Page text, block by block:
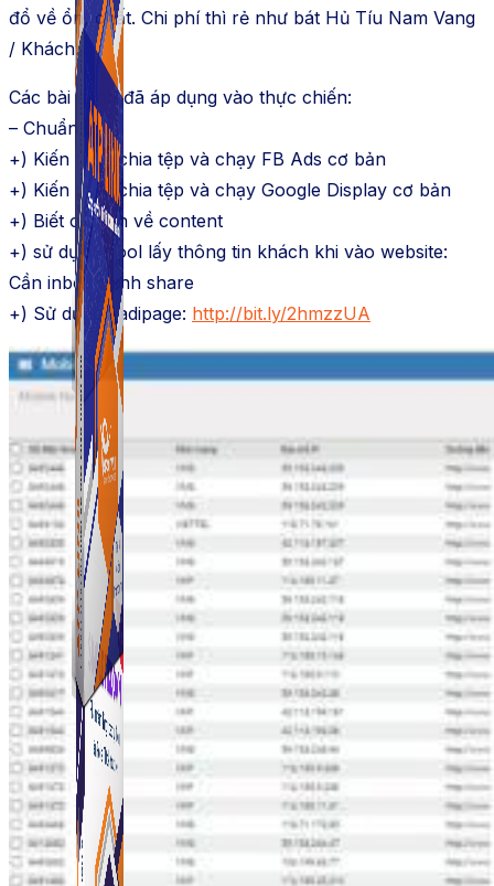
ATP Link
Tạo Bio Link nhanh chóng chỉ với vài click chuột
ATP Link
Tạo Bio Link nhanh chóng chỉ với vài click chuột
đổ về ổn, chất. Chi phí thì rẻ như bát Hủ Tíu Nam Vang
/ Khách.
Các bài mình đã áp dụng vào thực chiến:
– Chuẩn bị:
+) Kiến thức chia tệp và chạy FB Ads cơ bản
+) Kiến thức chia tệp và chạy Google Display cơ bản
+) Biết cơ bản về content
+) sử dụng Tool lấy thông tin khách khi vào website:
Cần inbox mình share
+) Sử dụng Ladipage: http://bit.ly/2hmzzUA